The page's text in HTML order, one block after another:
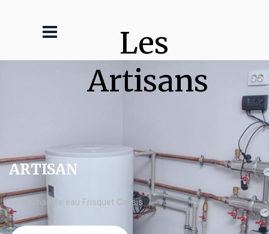
Les
Artisans
ARTISAN
devis chauffe eau Frisquet Cassis